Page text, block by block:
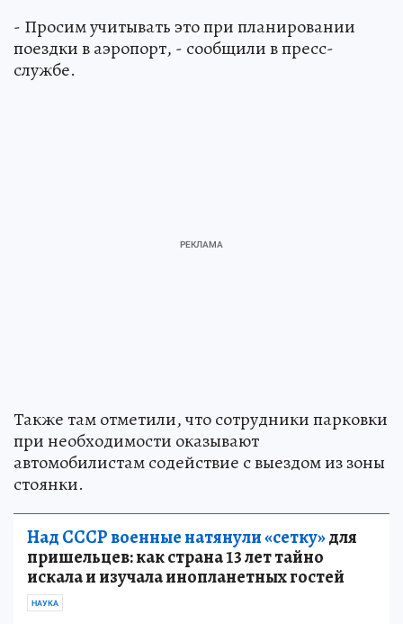
- Просим учитывать это при планировании
поездки в аэропорт, - сообщили в пресс-
службе.
Также там отметили, что сотрудники парковки
при необходимости оказывают
автомобилистам содействие с выездом из зоны
стоянки.
Над СССР военные натянули «сетку»для
пришельцев: как страна 13 лет тайно
искала и изучала инопланетных гостей
НАУКА